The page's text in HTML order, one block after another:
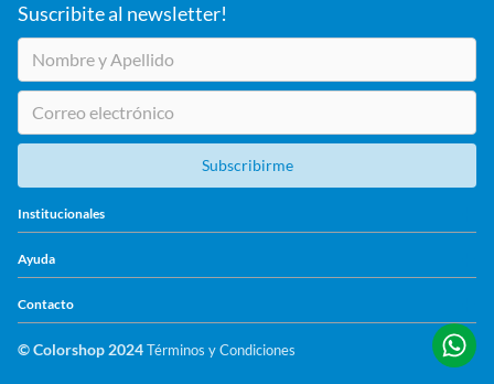
Suscribite al newsletter!
Subscribirme
Institucionales
Ayuda
Contacto
© Colorshop 2024Términos y Condiciones